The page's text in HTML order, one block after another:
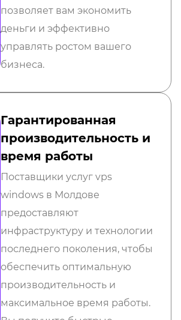
позволяет вам экономить
деньги и эффективно
управлять ростом вашего
бизнеса.
Гарантированная
производительность и
время работы
Поставщики услуг vps
windows в Молдове
предоставляют
инфраструктуру и технологии
последнего поколения, чтобы
обеспечить оптимальную
производительность и
максимальное время работы.